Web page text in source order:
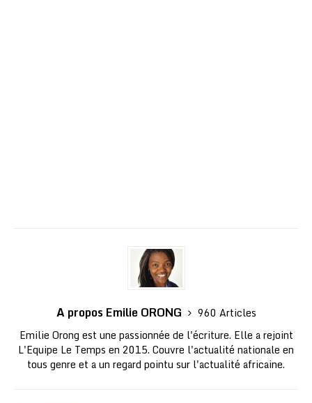
A propos Emilie ORONG
960 Articles
Emilie Orong est une passionnée de l'écriture. Elle a rejoint
L'Equipe Le Temps en 2015. Couvre l'actualité nationale en
tous genre et a un regard pointu sur l'actualité africaine.